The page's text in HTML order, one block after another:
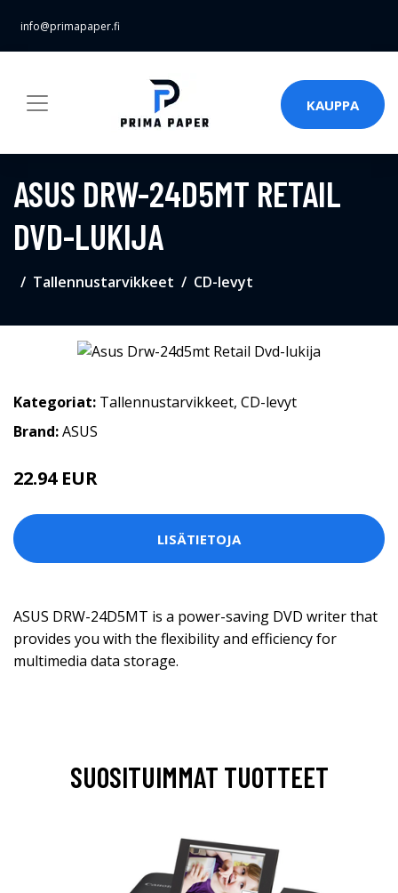
info@primapaper.fi
KAUPPA
ASUS DRW-24D5MT RETAIL
DVD-LUKIJA
Tallennustarvikkeet CD-levyt
Kategoriat: Tallennustarvikkeet, CD-levyt
Brand:ASUS
22.94 EUR
LISÄTIETOJA
ASUS DRW-24D5MT is a power-saving DVD writer that
provides you with the flexibility and efficiency for
multimedia data storage.
SUOSITUIMMAT TUOTTEET